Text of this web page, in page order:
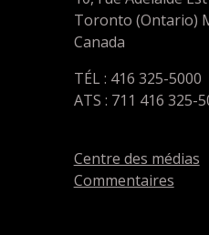
Toronto (Ontario)
Canada
TÉL : 416 325-5000
ATS : 711 416 325-
Centre des médias
Commentaires